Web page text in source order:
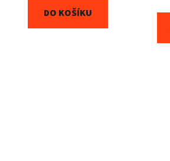
DO KOŠÍKU